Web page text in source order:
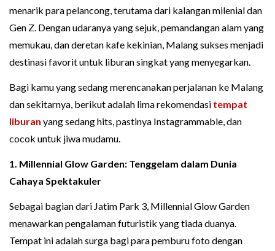
menarik para pelancong, terutama dari kalangan milenial dan
Gen Z. Dengan udaranya yang sejuk, pemandangan alam yang
memukau, dan deretan kafe kekinian, Malang sukses menjadi
destinasi favorit untuk liburan singkat yang menyegarkan.
Bagi kamu yang sedang merencanakan perjalanan ke Malang
dan sekitarnya, berikut adalah lima rekomendasi tempat
liburan yang sedang hits, pastinya Instagrammable, dan
cocok untuk jiwa mudamu.
1. Millennial Glow Garden: Tenggelam dalam Dunia
Cahaya Spektakuler
Sebagai bagian dari Jatim Park 3, Millennial Glow Garden
menawarkan pengalaman futuristik yang tiada duanya.
Tempat ini adalah surga bagi para pemburu foto dengan